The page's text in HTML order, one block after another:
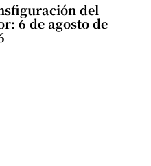
del
6 de agosto de